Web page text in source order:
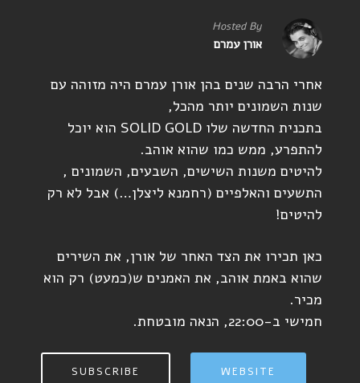
Hosted By
אורן עמרם
אחרי הרבה שנים בהן אורן עמרם היה מזוהה עם
שנות השמונים יותר מהכל,
בתכנית החדשה שלו SOLID GOLD הוא יוכל
להתפרע, ממש כמו שהוא אוהב.
להיטים משנות השישים, השבעים, השמונים ,
התשעים והאלפיים (רחמנא ליצלן…) אבל לא רק
להיטים!
כאן תכירו את הצד האחר של אורן, את השירים
שהוא באמת אוהב, את האמנים ש(כמעט) רק הוא
מכיר.
חמישי ב-22:00, הנאה מובטחת.
WEBSITE
SUBSCRIBE